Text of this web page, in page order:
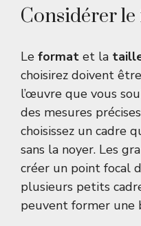
Considérer
Le format et la
choisirez doivent
l’œuvre que vous
des mesures
choisissez un cadre
sans la noyer. Les
créer un point focal
plusieurs petits
peuvent former une